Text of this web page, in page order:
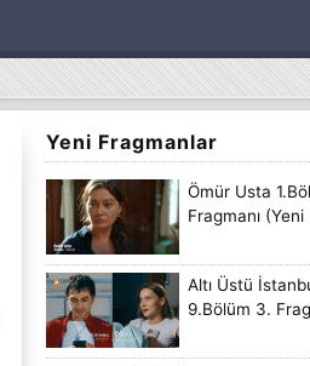
Yeni Fragmanlar
Ömür Usta
Fragmanı (Yeni
Altı Üstü
9.Bölüm 3.